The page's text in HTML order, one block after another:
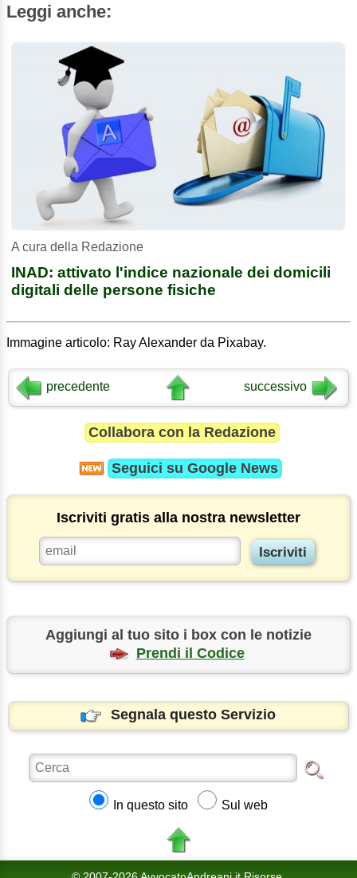
Leggi anche:
A cura della Redazione
INAD: attivato l'indice nazionale dei domicili
digitali delle persone fisiche
Immagine articolo: Ray Alexander da Pixabay.
precedente successivo
Collabora con la Redazione
Seguici su Google News
Iscriviti gratis alla nostra newsletter
Aggiungi al tuo sito i box con le notizie
Prendi il Codice
Segnala questo Servizio
In questo sito Sul web